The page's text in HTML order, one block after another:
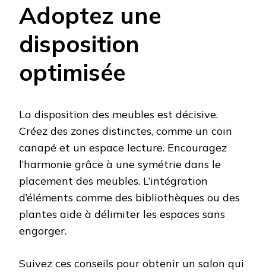
Adoptez une
disposition
optimisée
La disposition des meubles est décisive.
Créez des zones distinctes, comme un coin
canapé et un espace lecture. Encouragez
l’harmonie grâce à une symétrie dans le
placement des meubles. L’intégration
d’éléments comme des bibliothèques ou des
plantes aide à délimiter les espaces sans
engorger.
Suivez ces conseils pour obtenir un salon qui